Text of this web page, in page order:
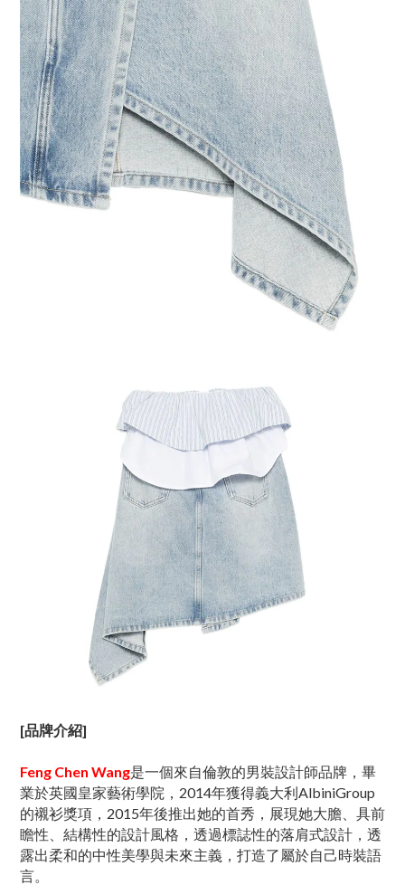
[品牌介紹]
Feng Chen Wang是一個來自倫敦的男裝設計師品牌，畢
業於英國皇家藝術學院，2014年獲得義大利AlbiniGroup
的襯衫獎項，2015年後推出她的首秀，展現她大膽、具前
瞻性、結構性的設計風格，透過標誌性的落肩式設計，透
露出柔和的中性美學與未來主義，打造了屬於自己時裝語
言。